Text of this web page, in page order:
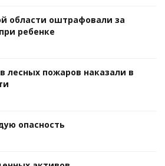
области оштрафовали за
ребенке
лесных пожаров наказали в
опасность